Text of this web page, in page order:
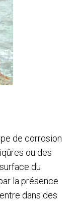
de corrosion
ou des
du
la présence
dans des